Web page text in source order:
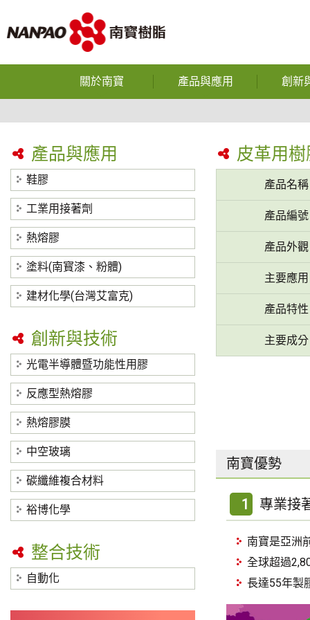
關於南寶
獲獎榮譽
營運據點
隱私權政策
產品與應用
熱熔膠
塗料(南寳漆、粉體)
創新
反應
熱
中
碳纖維
裕
皮革用樹
產品名稱
產品編號
產品外觀
主要應用
產品特性
主要成分
南寶優勢
1 專業接
南寶是亞洲
全球超過
長達55年製
產品與應用
鞋膠
工業用接著劑
熱熔膠
塗料(南寳漆、粉體)
建材化學(台灣艾富克)
創新與技術
光電半導體暨功能性用膠
反應型熱熔膠
熱熔膠膜
中空玻璃
碳纖維複合材料
裕博化學
整合技術
自動化